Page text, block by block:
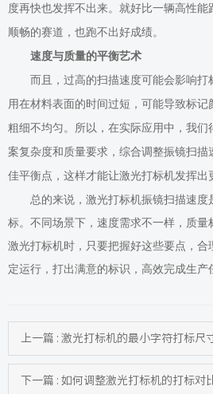
度再快也发挥不出来。就好比一辆高性
顺畅的赛道，也跑不出好成绩。
速度与质量的平衡艺术
而且，过高的扫描速度可能会影响
用在材料表面的时间过短，可能导致标
粗细不均匀。所以，在实际应用中，我们
案复杂度和质量要求，综合调整振镜扫描
佳平衡点，这样才能让激光打标机发挥出
总的来说，激光打标机振镜扫描速
标。不同场景下，速度需求不一样，质量
激光打标机时，只要把握好这些要点，合
定运行，打出满意的标识，高效完成生产
上一篇 : 激光打标机的最小字符打标尺
下一篇 : 如何调整激光打标机的打标对